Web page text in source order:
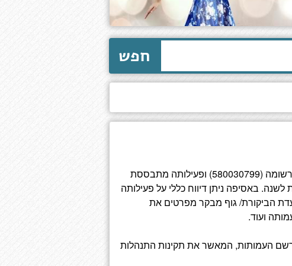
חפש
הספריה המרכזית לעיוורים ובעלי לקויות בקריאה הינה עמותה רשומה (580030799) ופעילותה מתבססת
באסיפה ניתן דיווח כללי על פעילותה
הביקורת/ גוף מבקר מפרטים את
ועוד.
העמותות, המאשר את תקינות התנהלות